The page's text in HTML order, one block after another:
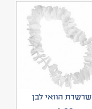
שרשרת הוואי לבן